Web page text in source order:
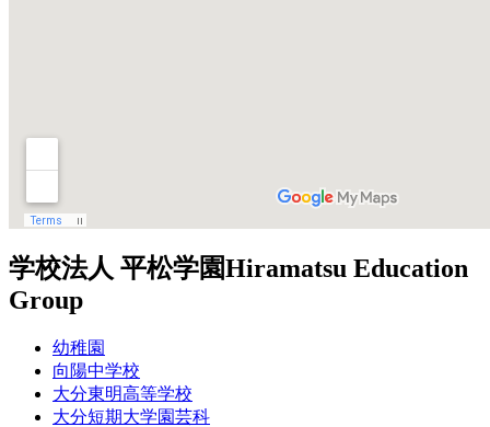
学校法人 平松学園Hiramatsu Education
Group
幼稚園
向陽中学校
大分東明高等学校
大分短期大学園芸科